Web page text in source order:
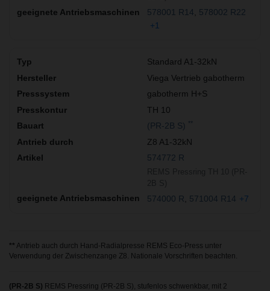
578001 R14
578002 R22
+1
Standard A1-32kN
Viega Vertrieb gabotherm
gabotherm H+S
TH 10
(PR-2B S)
Z8 A1-32kN
574772 R
574000 R 571004 R14 +7
** Antrieb auch durch Hand-Radialpresse REMS Eco-Press unter
Verwendung der Zwischenzange Z8. Nationale Vorschriften beachten.
(PR-2B S) REMS Pressring (PR-2B S), stufenlos schwenkbar, mit 2